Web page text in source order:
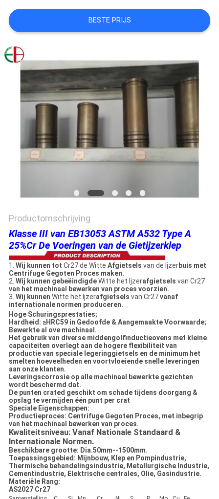
CITAAT
PRIVACYBELEID
BESTE PRIJS
Productomschrijving
Klasse III van EB13053 ASTM A532 Type A
25%Cr De Voeringen van de Gietijzerklep
1. Wij kunnen tot Cr27 de Witte Afgietsels van de Ijzerbuis met
Centrifuge Gegoten Proces maken.
2. Wij kunnen gebeëindigdeWitte het Ijzerafgietsels van Cr27
van het machinaal bewerken van proces voorzien.
3. Wij kunnen Witte het Ijzerafgietsels van Cr27vanaf
internationale normen produceren.
Hoge Schuringsprestaties;
Hardheid: ≥HRC59 in Gedoofde & Aangemaakte Voorwaarde;
Bewerkte al ove machinaal.
Het gebruik van diverse middengolfinductieovens met kleine
capaciteiten overlegt aan de hogere flexibiliteit van
productie van speciale legeringgietsels en de minimum het
smelten hoeveelheden en voortvloeiende snelle leveringen
aan onze klanten.
Leveringscorrosie op alle machinaal bewerkte gezichten
wordt beschermd dat.
De punten crated geschikt om schade tijdens doorgang &
opslag te vermijden één punt per crat
Speciale Eigenschappen:
Productieproces: Centrifuge Gegoten Proces, met inbegrip
van het machinaal bewerken van proces.
Kwaliteitsniveau: Vanaf Nationale Standaard &
Internationale Normen.
Beschikbare grootte: Dia.50mm--1500mm.
Toepassingsgebied: Mijnbouw, Klep en Pompindustrie,
Thermische behandelingsindustrie, Metallurgische Industrie,
Cementindustrie, Elektrische centrales, Olie, Gasindustrie.
Materiële Rang:
AS2027 Cr27